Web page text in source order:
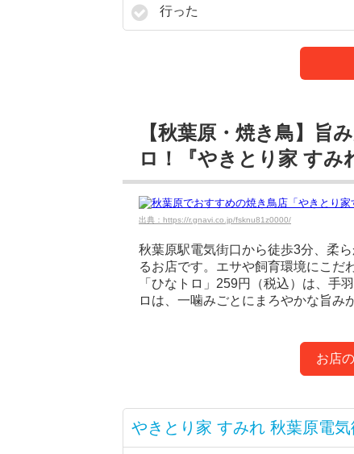
行った
【秋葉原・焼き鳥】旨
ロ！『やきとり家 すみ
出典：https://r.gnavi.co.jp/fsknu81z0000/
秋葉原駅電気街口から徒歩3分、柔
るお店です。エサや飼育環境にこだ
「ひなトロ」259円（税込）は、手
ロは、一噛みごとにまろやかな旨み
お店
やきとり家 すみれ 秋葉原電